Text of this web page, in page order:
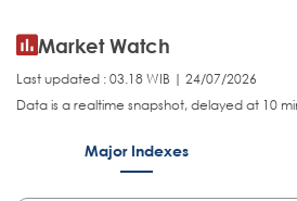
Market Watch
Last updated : 03.18 WIB | 24/07/2026
Data is a realtime snapshot, delayed at 10
Major Indexes